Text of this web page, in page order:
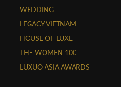
WEDDING
LEGACY VIETNAM
HOUSE OF LUXE
THE WOMEN 100
LUXUO ASIA AWARDS